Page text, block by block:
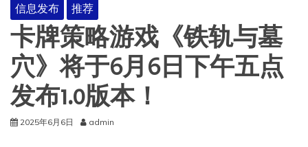
信息发布 推荐
卡牌策略游戏《铁轨与墓
穴》将于6月6日下午五点
发布1.0版本！
2025年6月6日 admin